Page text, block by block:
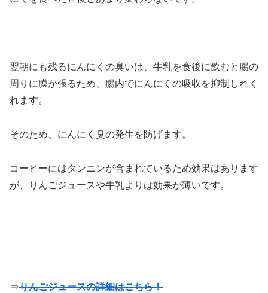
翌朝にも残るにんにくの臭いは、牛乳を食後に飲むと腸の
周りに膜が張るため、腸内でにんにくの吸収を抑制しれく
れます。
そのため、にんにく臭の発生を防げます。
コーヒーにはタンニンが含まれているため効果はあります
が、りんごジュースや牛乳よりは効果が薄いです。
⇒りんごジュースの詳細はこちら！